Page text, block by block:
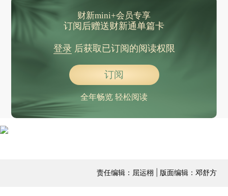
财新mini+会员专享
订阅后赠送财新通单篇卡
登录后获取已订阅的阅读权限
订阅
全年畅览 轻松阅读
责任编辑：屈运栩 | 版面编辑：邓舒方